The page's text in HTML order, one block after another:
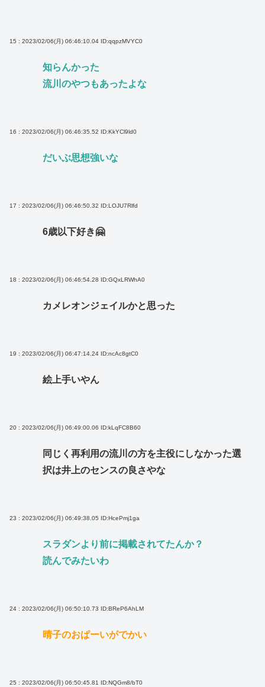
15 : 2023/02/06(月) 06:46:10.04 ID:qqpzMVYC0
知らんかった
流川のやつもあったよな
16 : 2023/02/06(月) 06:46:35.52 ID:KkYCl9ld0
だいぶ思想強いな
17 : 2023/02/06(月) 06:46:50.32 ID:LOJU7Rlfd
6歳以下好き🤗
18 : 2023/02/06(月) 06:46:54.28 ID:GQxLRWhA0
カメレオンジェイルかと思った
19 : 2023/02/06(月) 06:47:14.24 ID:ncAc8gtC0
絵上手いやん
20 : 2023/02/06(月) 06:49:00.06 ID:kLqFC8B60
同じく再利用の流川の方を主役にしなかった選
択は井上のセンスの良さやな
23 : 2023/02/06(月) 06:49:38.05 ID:HcePmj1ga
スラダンより前に掲載されてたんか？
読んでみたいわ
24 : 2023/02/06(月) 06:50:10.73 ID:BReP6AhLM
晴子のおぱーいがでかい
25 : 2023/02/06(月) 06:50:45.81 ID:NQGm8/bT0